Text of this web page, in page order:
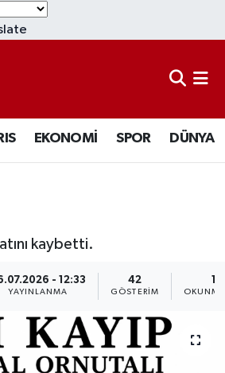
EKONOMİ SPOR DÜNYA
kaybetti.
- 12:33
YAYINLANMA
42
GÖSTERIM
Eczaneler
Haritası
Durumu ve Fikstür